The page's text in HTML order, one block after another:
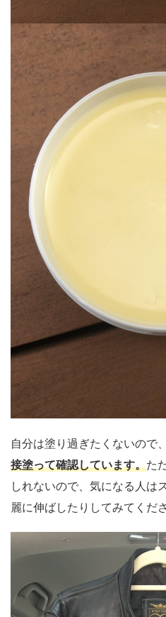
自分は塗り過ぎたくないので、
接塗って確認しています。た
しれないので、気になる人は
麗に伸ばしたりしてみてくださ